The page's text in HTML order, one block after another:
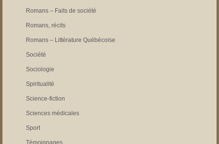
Romans – Faits de société
Romans, récits
Romans – Littérature Québécoise
Société
Sociologie
Spiritualité
Science-fiction
Sciences médicales
Sport
Témoignages